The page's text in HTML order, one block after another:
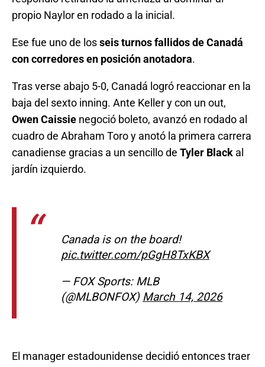
propio Naylor en rodado a la inicial.
Ese fue uno de losseis turnos fallidos de Canadá
con corredores en posición anotadora.
Tras verse abajo 5-0, Canadá logró reaccionar en la
baja del sexto inning. Ante Keller y con un out,
Owen Caissie negoció boleto, avanzó en rodado al
cuadro de Abraham Toro y anotó la primera carrera
canadiense gracias a un sencillo de Tyler Black al
jardín izquierdo.
Canada is on the board!
pic.twitter.com/pGgH8TxKBX
— FOX Sports: MLB
(@MLBONFOX) March 14, 2026
El manager estadounidense decidió entonces traer